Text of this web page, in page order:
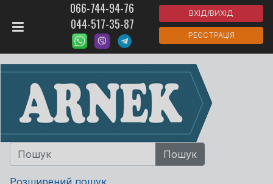
066-744-94-76
044-517-35-87
ВХІД/ВИХІД
РЕЄСТРАЦІЯ